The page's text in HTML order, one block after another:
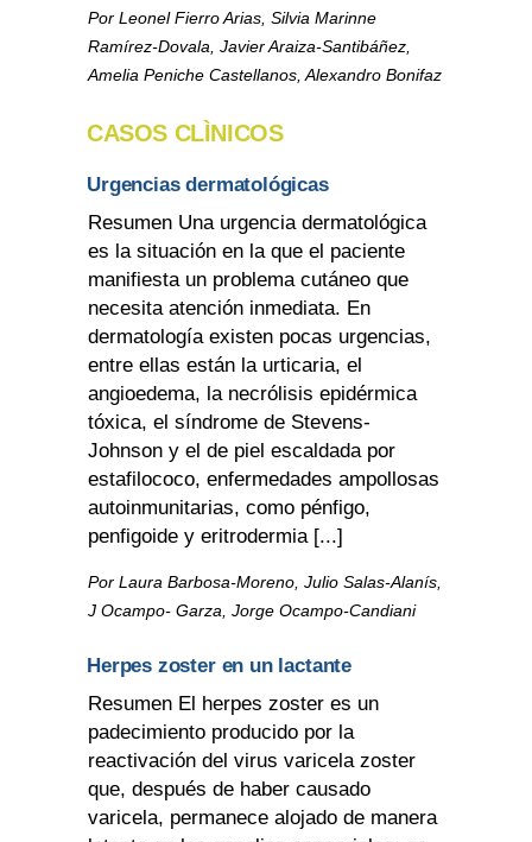
Por Leonel Fierro Arias, Silvia Marinne
Ramírez-Dovala, Javier Araiza-Santibáñez,
Amelia Peniche Castellanos, Alexandro Bonifaz
CASOS CLÌNICOS
Urgencias dermatológicas
Resumen Una urgencia dermatológica
es la situación en la que el paciente
manifiesta un problema cutáneo que
necesita atención inmediata. En
dermatología existen pocas urgencias,
entre ellas están la urticaria, el
angioedema, la necrólisis epidérmica
tóxica, el síndrome de Stevens-
Johnson y el de piel escaldada por
estafilococo, enfermedades ampollosas
autoinmunitarias, como pénfigo,
penfigoide y eritrodermia [...]
Por Laura Barbosa-Moreno, Julio Salas-Alanís,
J Ocampo- Garza, Jorge Ocampo-Candiani
Herpes zoster en un lactante
Resumen El herpes zoster es un
padecimiento producido por la
reactivación del virus varicela zoster
que, después de haber causado
varicela, permanece alojado de manera